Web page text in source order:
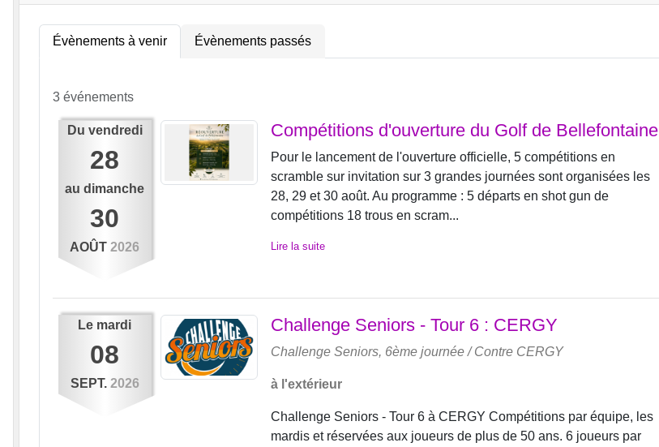
Évènements à venir Évènements passés
3 événements
Du vendredi
28
audimanche
30
AOÛT 2026
Compétitions d'ouverture du Golf de Bellefontaine
Pour le lancement de l'ouverture officielle, 5 compétitions en
scramble sur invitation sur 3 grandes journées sont organisées les
28, 29 et 30 août. Au programme : 5 départs en shot gun de
compétitions 18 trous en scram...
Lire la suite
Le mardi
08
SEPT. 2026
Challenge Seniors - Tour 6 : CERGY
Challenge Seniors, 6ème journée/ Contre CERGY
à l'extérieur
Challenge Seniors - Tour 6 à CERGY Compétitions par équipe, les
mardis et réservées aux joueurs de plus de 50 ans. 6 joueurs par